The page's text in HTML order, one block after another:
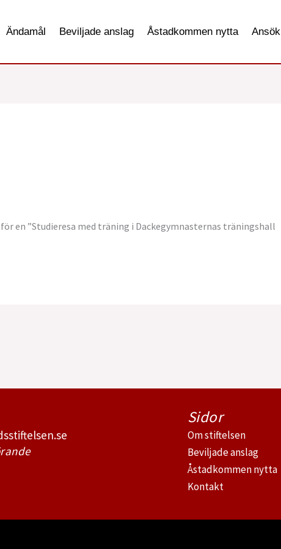
Ändamål Beviljade anslag Åstadkommen nytta Ansök
en ”Studieresa med träning i Dackegymnasternas träningshall
Sidor
Om stiftelsen
Beviljade anslag
Åstadkommen nytta
Kontakt